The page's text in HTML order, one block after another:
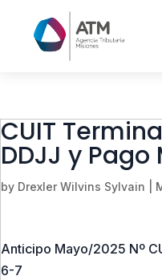
CUIT
DDJJ y Pago
by Drexler Wilvins Sylvain
Anticipo Mayo/2025 Nº
6-7